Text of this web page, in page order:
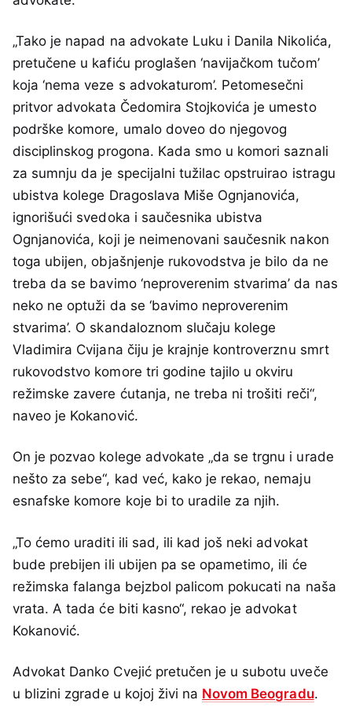
„Tako je napad na advokate Luku i Danila Nikolića,
pretučene u kafiću proglašen ‘navijačkom tučom’
koja ‘nema veze s advokaturom’. Petomesečni
pritvor advokata Čedomira Stojkovića je umesto
podrške komore, umalo doveo do njegovog
disciplinskog progona. Kada smo u komori saznali
za sumnju da je specijalni tužilac opstruirao istragu
ubistva kolege Dragoslava Miše Ognjanovića,
ignorišući svedoka i saučesnika ubistva
Ognjanovića, koji je neimenovani saučesnik nakon
toga ubijen, objašnjenje rukovodstva je bilo da ne
treba da se bavimo ‘neproverenim stvarima’ da nas
neko ne optuži da se ‘bavimo neproverenim
stvarima’. O skandaloznom slučaju kolege
Vladimira Cvijana čiju je krajnje kontroverznu smrt
rukovodstvo komore tri godine tajilo u okviru
režimske zavere ćutanja, ne treba ni trošiti reči“,
naveo je Kokanović.
On je pozvao kolege advokate „da se trgnu i urade
nešto za sebe“, kad već, kako je rekao, nemaju
esnafske komore koje bi to uradile za njih.
„To ćemo uraditi ili sad, ili kad još neki advokat
bude prebijen ili ubijen pa se opametimo, ili će
režimska falanga bejzbol palicom pokucati na naša
vrata. A tada će biti kasno“, rekao je advokat
Kokanović.
Advokat Danko Cvejić pretučen je u subotu uveče
u blizini zgrade u kojoj živi na Novom Beogradu.